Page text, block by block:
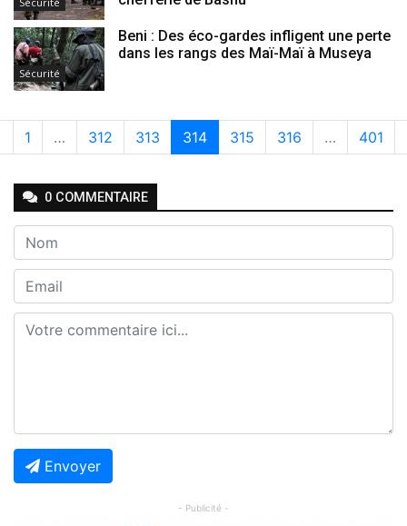
Sécurité
Beni : Des éco-gardes infligent une perte
dans les rangs des Maï-Maï à Museya
1 … 312 313 314 315 316 … 401
0 COMMENTAIRE
Envoyer
- Publicité -